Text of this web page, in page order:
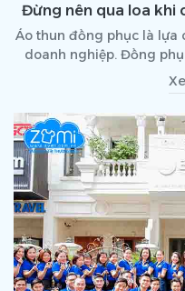
Đừng nên qua loa khi
Áo thun đồng phục là lựa
doanh nghiệp. Đồng
đồng nhất mà còn ảnh
động cũng như bộ mặt
lựa chọn đồng phục,
tiêu